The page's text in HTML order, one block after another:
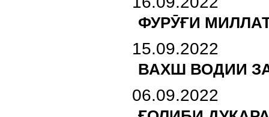
ФУРӮҒИ
15.09.2022
ВАХШ ВОДИИ
06.09.2022